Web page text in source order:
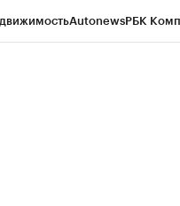
AutonewsРБК